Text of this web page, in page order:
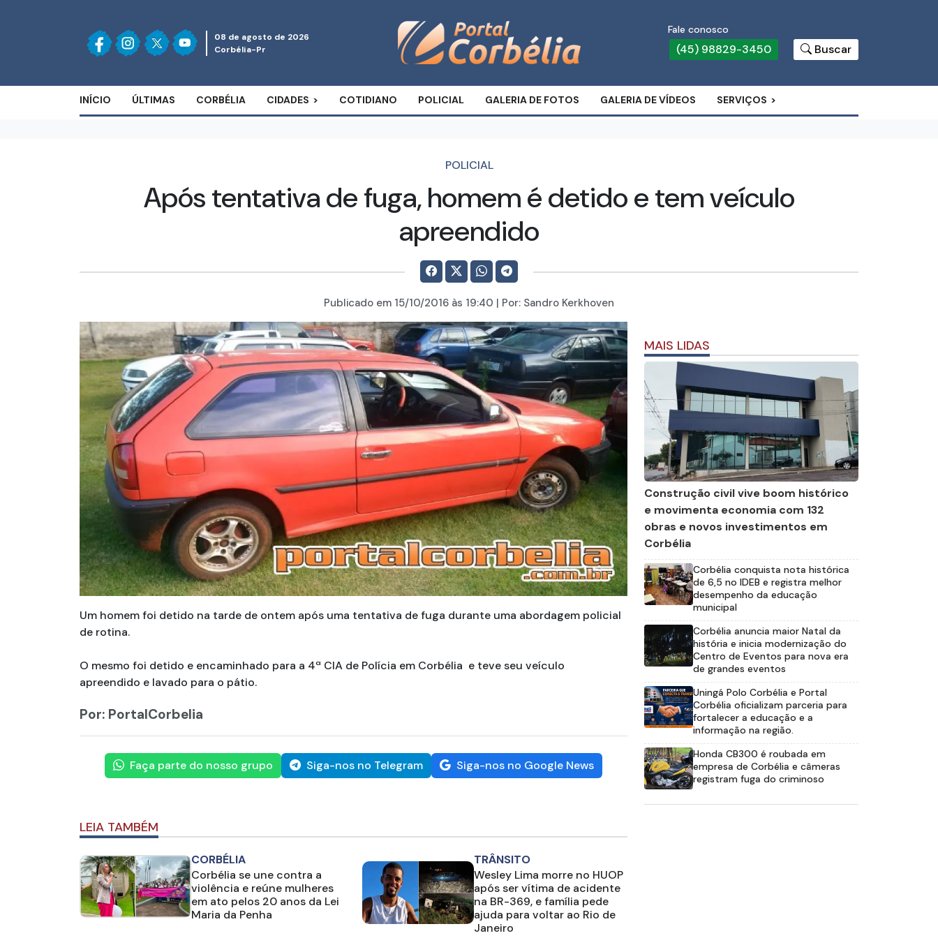
08 de agosto de 2026
Corbélia-Pr
Fale conosco
(45) 98829-3450 Buscar
INÍCIO ÚLTIMAS CORBÉLIA CIDADES COTIDIANO POLICIAL GALERIA DE FOTOS GALERIA DE VÍDEOS SERVIÇOS
POLICIAL
Após tentativa de fuga, homem é detido e tem veículo
apreendido
Publicado em 15/10/2016 às 19:40 | Por: Sandro Kerkhoven
Um homem foi detido na tarde de ontem após uma tentativa de fuga durante uma abordagem policial
de rotina.
O mesmo foi detido e encaminhado para a 4ª CIA de Polícia em Corbélia e teve seu veículo
apreendido e lavado para o pátio.
Por: PortalCorbelia
Faça parte do nosso grupo Siga-nos no Telegram Siga-nos no Google News
LEIA TAMBÉM
CORBÉLIA
Corbélia se une contra a
violência e reúne mulheres
em ato pelos 20 anos da Lei
Maria da Penha
TRÂNSITO
Wesley Lima morre no HUOP
após ser vítima de acidente
na BR-369, e família pede
ajuda para voltar ao Rio de
Janeiro
MAIS LIDAS
Construção civil vive boom histórico
e movimenta economia com 132
obras e novos investimentos em
Corbélia
Corbélia conquista nota histórica
de 6,5 no IDEB e registra melhor
desempenho da educação
municipal
Corbélia anuncia maior Natal da
história e inicia modernização do
Centro de Eventos para nova era
de grandes eventos
Uningá Polo Corbélia e Portal
Corbélia oficializam parceria para
fortalecer a educação e a
informação na região.
Honda CB300 é roubada em
empresa de Corbélia e câmeras
registram fuga do criminoso